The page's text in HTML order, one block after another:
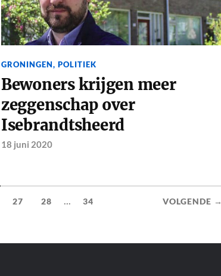
GRONINGEN, POLITIEK
Bewoners krijgen meer
zeggenschap over
Isebrandtsheerd
18 juni 2020
27 28 ... 34 VOLGENDE →